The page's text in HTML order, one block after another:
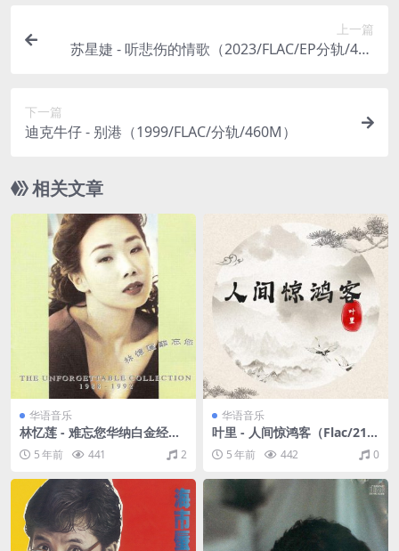
上一篇
苏星婕 - 听悲伤的情歌（2023/FLAC/EP分轨/416
下一篇
迪克牛仔 - 别港（1999/FLAC/分轨/460M）
相关文章
华语音乐
林忆莲 - 难忘您华纳白金经典
十五首 精选07 华纳唱片 1992
（WAV+CUE/整轨/757M）
5 年前 441 2
华语音乐
叶里 - 人间惊鸿客（Flac/21.2
M）5 年前 442 0